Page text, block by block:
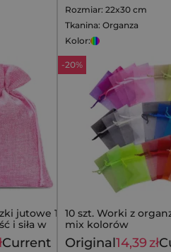
jutowe 15 x
i siła w
12,99 zł
Current
Rozmiar: 22x30 cm
Tkanina: Organza
Kolor:
-20%
10 szt. Worki z
mix kolorów
Original14,39zł